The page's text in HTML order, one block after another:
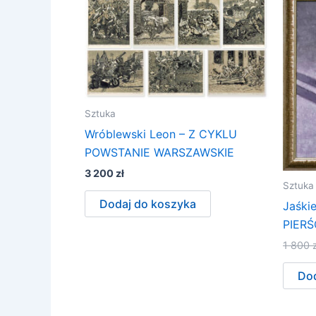
Sztuka
Wróblewski Leon – Z CYKLU
POWSTANIE WARSZAWSKIE
3 200 zł
Dodaj do koszyka
Sztuka
1 800